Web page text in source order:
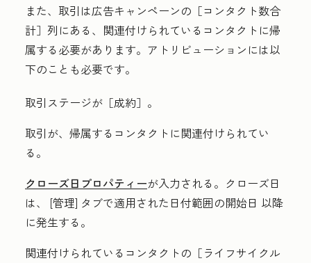
また、取引は広告キャンペーンの［コンタクト数合
計］ 列にある、関連付けられているコンタクトに帰
属する必要があります。アトリビューションには以
下のことも必要です。
取引ステージが［成約］。
取引が、帰属するコンタクトに関連付けられてい
る。
クローズ日 プロパティーが入力される。 クローズ日
は、 [管理] タブで適用された日付範囲の開始日 以降
に発生する。
関連付けられているコンタクトの［ライフサイクル